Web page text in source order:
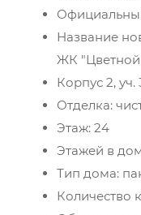
Название
ЖК "Цветной
Корпус 2, уч.
Отделка:
Этаж: 24
Этажей в
Тип дома:
Количество